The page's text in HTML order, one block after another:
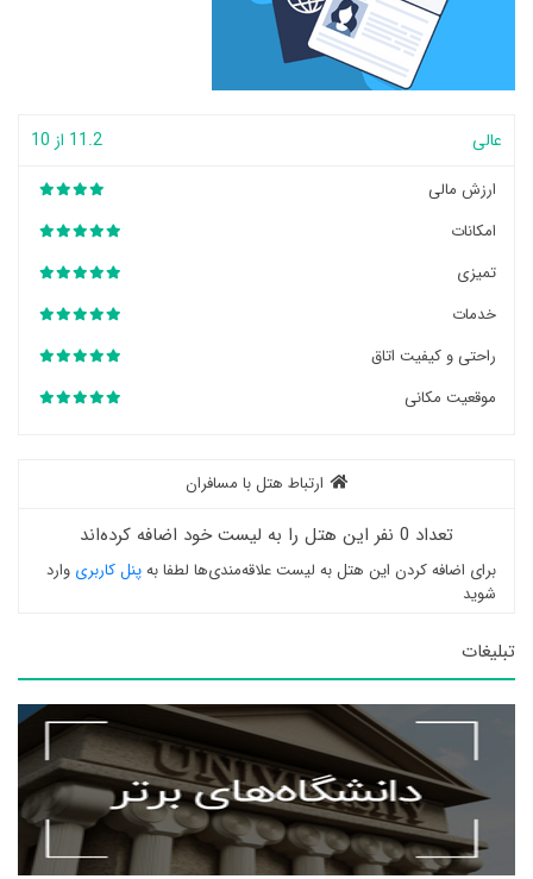
عالی 11.2 از 10
ارزش مالی
امکانات
تمیزی
خدمات
راحتی و کیفیت اتاق
موقعیت مکانی
ارتباط هتل با مسافران
تعداد 0 نفر این هتل را به لیست خود اضافه کرده‌اند
برای اضافه کردن این هتل به لیست علاقه‌مندی‌ها لطفا بهپنل کاربری وارد
شوید
تبلیغات